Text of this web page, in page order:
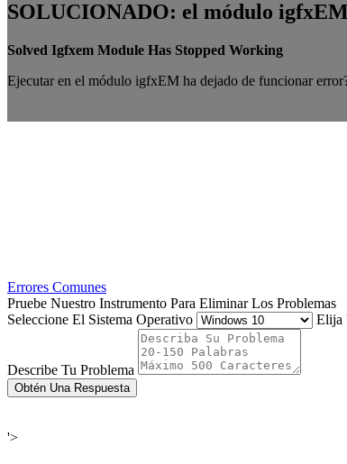
SOLUCIONADO: el módulo
Solved Igfxem Module Has Stopped Working
Ejecutar en el módulo igfxEM ha dejado de funcionar
Errores Comunes
Pruebe Nuestro Instrumento Para Eliminar Los Problemas
Seleccione El Sistema Operativo
Elija
Describe Tu Problema
Obtén Una Respuesta
'>